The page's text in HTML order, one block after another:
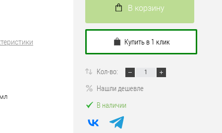
В корзину
Купить в 1 клик
Кол-во:
Нашли дешевле
В наличии